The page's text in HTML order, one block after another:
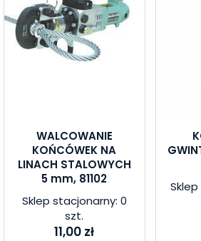
WALCOWANIE
KOŃCÓWEK NA
LINACH STALOWYCH
5 mm, 81102
Sklep stacjonarny: 0
szt.
11,00 zł